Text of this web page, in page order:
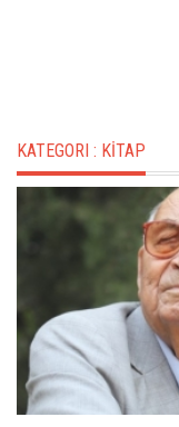
KATEGORI : KİTAP